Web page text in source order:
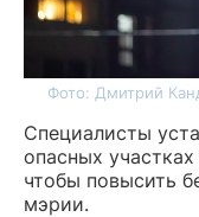
Фото: Дмитрий
Специалисты
опасных
чтобы повысить
мэрии.